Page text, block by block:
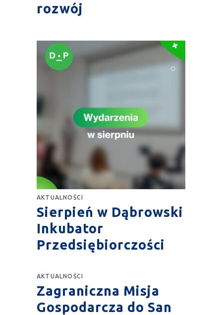
rozwój
AKTUALNOŚCI
Sierpień w Dąbrowski
Inkubator
Przedsiębiorczości
AKTUALNOŚCI
Zagraniczna Misja
Gospodarcza do San